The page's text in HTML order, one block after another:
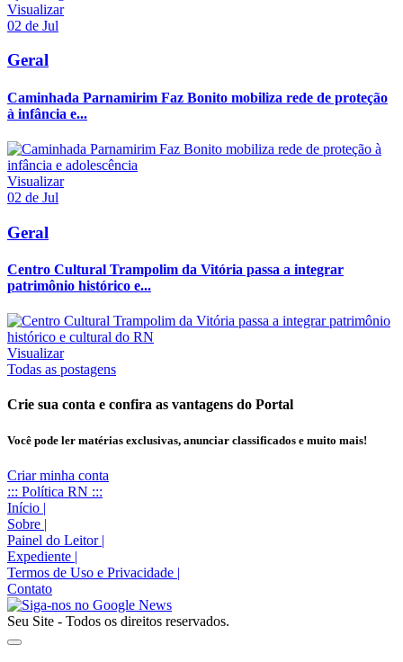
Visualizar
02 de Jul
Geral
Caminhada Parnamirim Faz Bonito mobiliza rede de proteção
à infância e...
Visualizar
02 de Jul
Geral
Centro Cultural Trampolim da Vitória passa a integrar
patrimônio histórico e...
Visualizar
Todas as postagens
Crie sua conta e confira as vantagens do Portal
Você pode ler matérias exclusivas, anunciar classificados e muito mais!
Criar minha conta
::: Política RN :::
Início |
Sobre |
Painel do Leitor |
Expediente |
Termos de Uso e Privacidade |
Contato
Seu Site - Todos os direitos reservados.